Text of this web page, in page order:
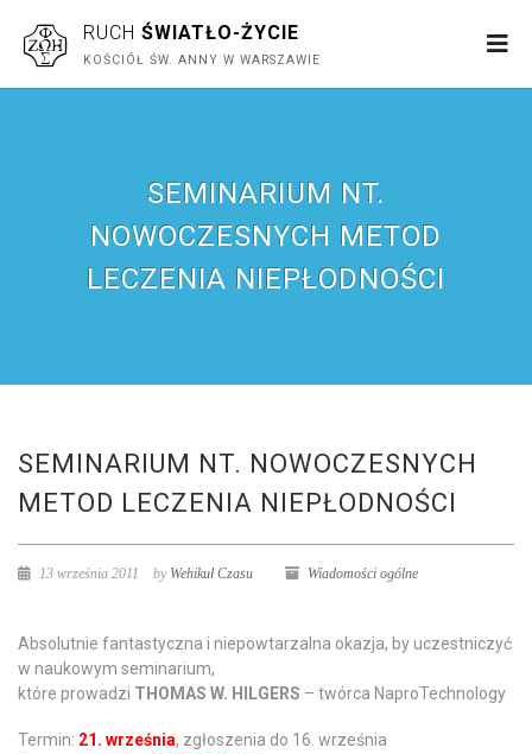
RUCH ŚWIATŁO-ŻYCIE
KOŚCIÓŁ ŚW. ANNY W WARSZAWIE
SEMINARIUM NT.
NOWOCZESNYCH METOD
LECZENIA NIEPŁODNOŚCI
SEMINARIUM NT. NOWOCZESNYCH
METOD LECZENIA NIEPŁODNOŚCI
13 września 2011 by Wehikuł Czasu Wiadomości ogólne
Absolutnie fantastyczna i niepowtarzalna okazja, by uczestniczyć
w naukowym seminarium,
które prowadzi THOMAS W. HILGERS – twórca NaproTechnology
Termin: 21. września, zgłoszenia do 16. września